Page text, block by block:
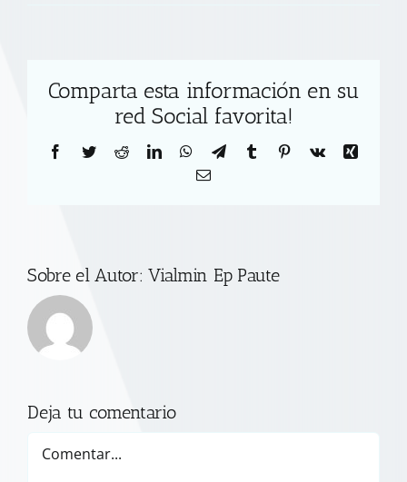
Comparta esta información en su
red Social favorita!
Facebook
TwitterRedditLinkedInWhatsApp
TelegramTumblr Pinterest
Vk
Xing
Correo
Sobre el Autor:Vialmin Ep Paute
Deja tu comentario